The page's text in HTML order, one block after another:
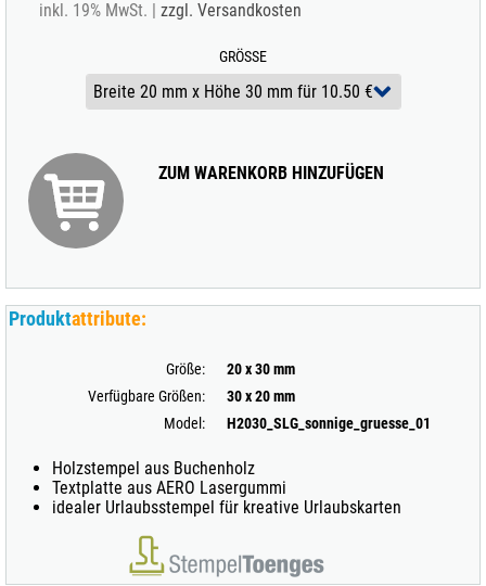
inkl. 19% MwSt. | zzgl. Versandkosten
GRÖSSE
ZUM WARENKORB HINZUFÜGEN
Produktattribute:
Größe:
20 x 30 mm
Verfügbare Größen:
30 x 20 mm
Model:
H2030_SLG_sonnige_gruesse_01
Holzstempel aus Buchenholz
Textplatte aus AERO Lasergummi
idealer Urlaubsstempel für kreative Urlaubskarten